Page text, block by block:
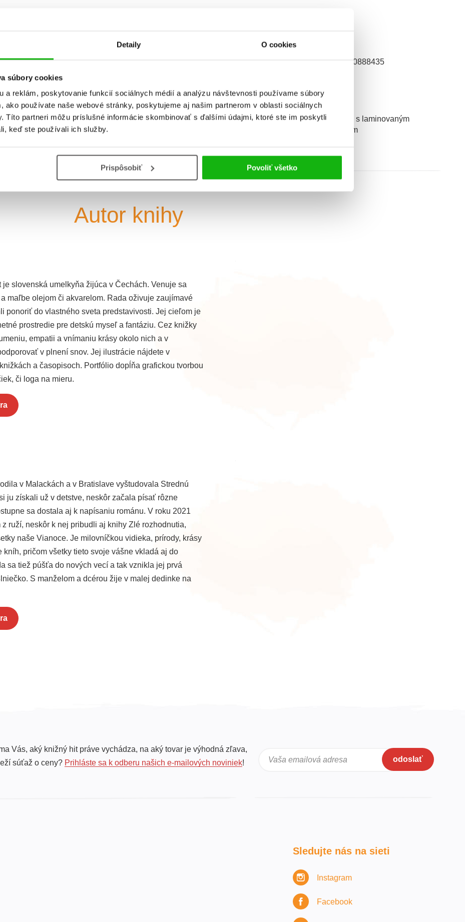
Detaily O cookies
súbory cookies
a reklám, poskytovanie funkcií sociálnych médií a analýzu návštevnosti používame súbory
ako používate naše webové stránky, poskytujeme aj našim partnerom v oblasti sociálnych
Títo partneri môžu príslušné informácie skombinovať s ďalšími údajmi, ktoré ste im poskytli
keď ste používali ich služby.
Prispôsobiť Povoliť všetko
Dátum vydania
Formát
Hmotnosť 0,421 kg
Jazyk slovenčina
9788080888435
Väzba
viazaná s laminovaným
poťahom
Autor knihy
je slovenská umelkyňa žijúca v Čechách. Venuje sa
maľbe olejom či akvarelom. Rada oživuje zaujímavé
ponoriť do vlastného sveta predstavivosti. Jej cieľom je
prostredie pre detskú myseľ a fantáziu. Cez knižky
empatii a vnímaniu krásy okolo nich a v
v plnení snov. Jej ilustrácie nájdete v
a časopisoch. Portfólio dopĺňa grafickou tvorbou
či loga na mieru.
v Malackách a v Bratislave vyštudovala Strednú
ju získali už v detstve, neskôr začala písať rôzne
sa dostala aj k napísaniu románu. V roku 2021
ruží, neskôr k nej pribudli aj knihy Zlé rozhodnutia,
naše Vianoce. Je milovníčkou vidieka, prírody, krásy
kníh, pričom všetky tieto svoje vášne vkladá aj do
sa tiež púšťa do nových vecí a tak vznikla jej prvá
S manželom a dcérou žije v malej dedinke na
Vás, aký knižný hit práve vychádza, na aký tovar je výhodná zľava,
súťaž o ceny? Prihláste sa k odberu našich e-mailových noviniek! Vaša emailová adresa odoslať
Sledujte nás na sieti
Instagram
Facebook